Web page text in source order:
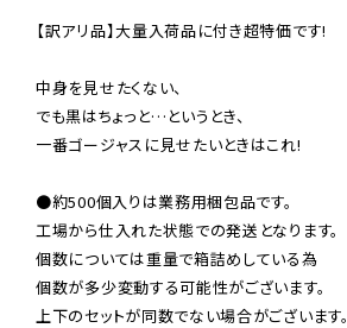
【訳アリ品】大量入荷品に付き超特価です!
中身を見せたくない、
でも黒はちょっと…というとき、
一番ゴージャスに見せたいときはこれ!
●約500個入りは業務用梱包品です。
工場から仕入れた状態での発送となります。
個数については重量で箱詰めしている為
個数が多少変動する可能性がございます。
上下のセットが同数でない場合がございます。